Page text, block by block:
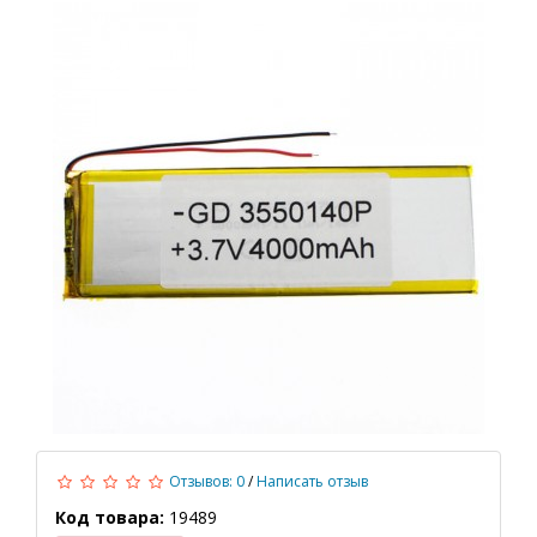
Отзывов: 0/Написать отзыв
Код товара: 19489